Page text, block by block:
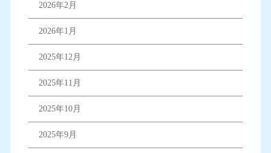
2026年2月
2026年1月
2025年12月
2025年11月
2025年10月
2025年9月